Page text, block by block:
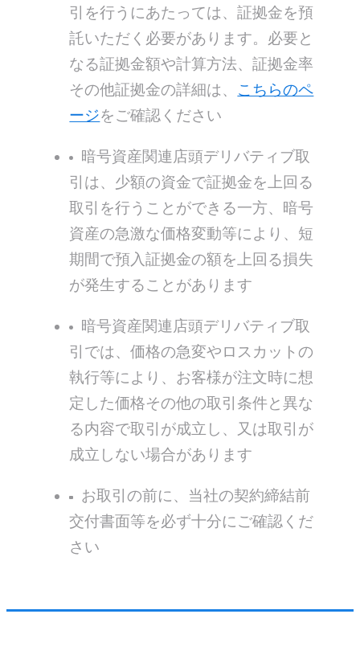
引を行うにあたっては、証拠金を預
託いただく必要があります。必要と
なる証拠金額や計算方法、証拠金率
その他証拠金の詳細は、 こちらのペ
ージをご確認ください
暗号資産関連店頭デリバティブ取
引は、少額の資金で証拠金を上回る
取引を行うことができる一方、暗号
資産の急激な価格変動等により、短
期間で預入証拠金の額を上回る損失
が発生することがあります
暗号資産関連店頭デリバティブ取
引では、価格の急変やロスカットの
執行等により、お客様が注文時に想
定した価格その他の取引条件と異な
る内容で取引が成立し、又は取引が
成立しない場合があります
お取引の前に、当社の契約締結前
交付書⾯等を必ず十分にご確認くだ
さい